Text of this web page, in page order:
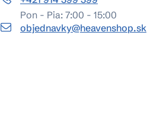
Pon - Pia: 7:00 - 15:00
objednavky@heavenshop.sk